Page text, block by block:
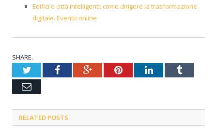
Edifici e città intelligenti: come dirigere la trasformazione
digitale. Evento online
SHARE.
TwitterFacebookGoogle+PinterestLinkedInTumblr
Email
RELATED POSTS